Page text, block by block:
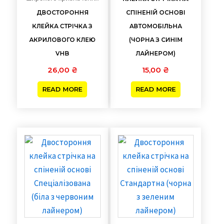
ДВОСТОРОННЯ
КЛЕЙКА СТРІЧКА З
АКРИЛОВОГО КЛЕЮ
VHB
26,00 ₴
READ MORE
СПІНЕНІЙ ОСНОВІ
АВТОМОБІЛЬНА
(ЧОРНА З СИНІМ
ЛАЙНЕРОМ)
15,00 ₴
READ MORE